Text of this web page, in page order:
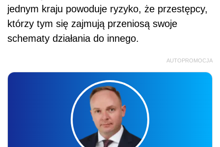
jednym kraju powoduje ryzyko, że przestępcy,
którzy tym się zajmują przeniosą swoje
schematy działania do innego.
AUTOPROMOCJA